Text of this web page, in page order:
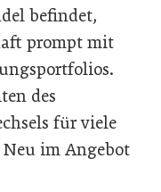
befindet,
prompt mit
des
für viele
im Angebot